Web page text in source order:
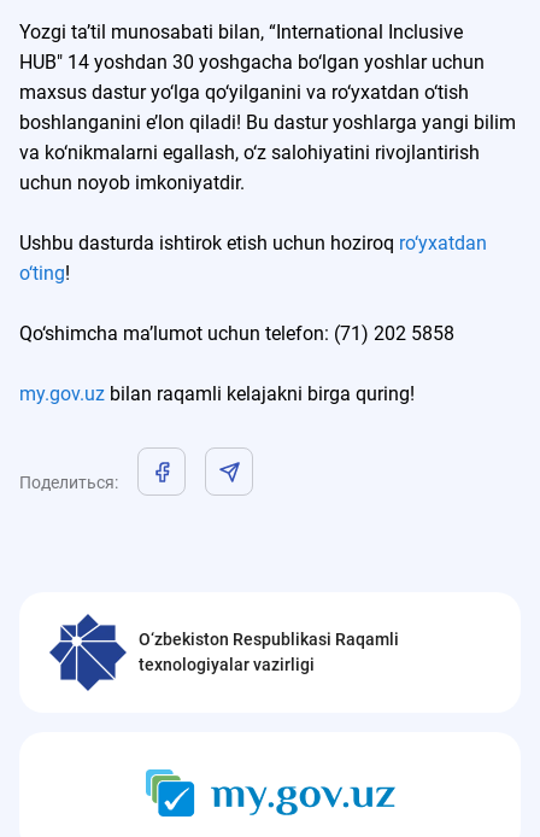
Yozgi ta’til munosabati bilan, “International Inclusive
HUB" 14 yoshdan 30 yoshgacha bo‘lgan yoshlar uchun
maxsus dastur yo‘lga qo‘yilganini va ro‘yxatdan o‘tish
boshlanganini e’lon qiladi! Bu dastur yoshlarga yangi bilim
va ko‘nikmalarni egallash, o‘z salohiyatini rivojlantirish
uchun noyob imkoniyatdir.
Ushbu dasturda ishtirok etish uchun hoziroq ro‘yxatdan
o‘ting!
Qo‘shimcha ma’lumot uchun telefon: (71) 202 5858
my.gov.uz bilan raqamli kelajakni birga quring!
Поделиться:
O‘zbekiston Respublikasi Raqamli
texnologiyalar vazirligi